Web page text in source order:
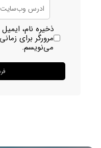
ذخیره نام،
مرورگر برای
می‌نویسم.